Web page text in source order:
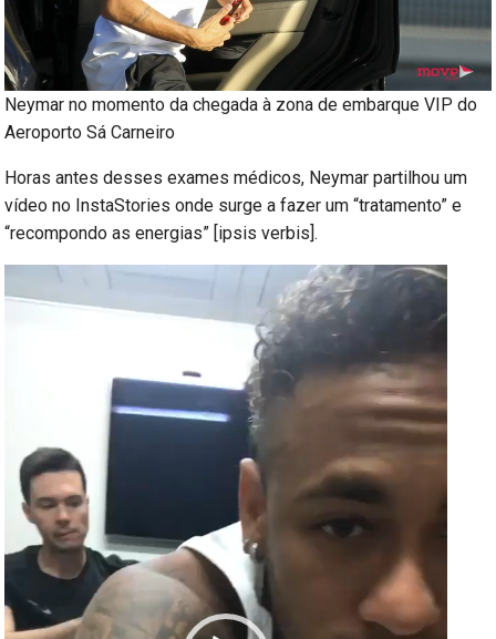
Neymar no momento da chegada à zona de embarque VIP do
Aeroporto Sá Carneiro
Horas antes desses exames médicos, Neymar partilhou um
vídeo no InstaStories onde surge a fazer um “tratamento” e
“recompondo as energias” [ipsis verbis].
Reprodutor
de